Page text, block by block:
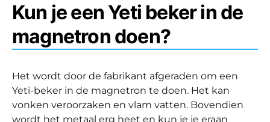
Kun je een Yeti beker in de
magnetron doen?
Het wordt door de fabrikant afgeraden om een
Yeti-beker in de magnetron te doen. Het kan
vonken veroorzaken en vlam vatten. Bovendien
wordt het metaal erg heet en kun je je eraan